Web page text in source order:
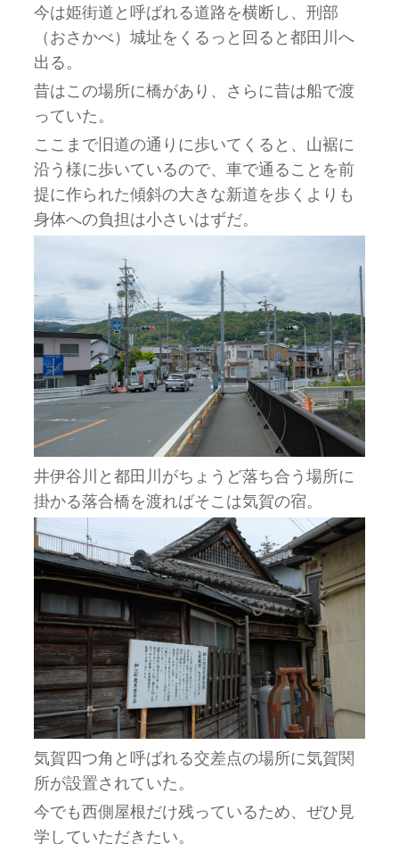
今は姫街道と呼ばれる道路を横断し、刑部
（おさかべ）城址をくるっと回ると都田川へ
出る。
昔はこの場所に橋があり、さらに昔は船で渡
っていた。
ここまで旧道の通りに歩いてくると、山裾に
沿う様に歩いているので、車で通ることを前
提に作られた傾斜の大きな新道を歩くよりも
身体への負担は小さいはずだ。
井伊谷川と都田川がちょうど落ち合う場所に
掛かる落合橋を渡ればそこは気賀の宿。
気賀四つ角と呼ばれる交差点の場所に気賀関
所が設置されていた。
今でも西側屋根だけ残っているため、ぜひ見
学していただきたい。